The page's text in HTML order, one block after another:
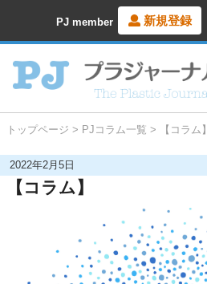
PJ member 新規登録
トップページ PJコラム一覧 【コラム】
2022年2月5日
【コラム】